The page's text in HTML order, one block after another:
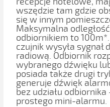
wszędzie tam gdzie
się w innym
Maksymalna
odbiornikiem to
czujnik wysyła sygnał
radiową. Odbiornik
wybranego dźwięku
posiada także drugi
generuje dźwięk
bez udziału
prostego mini-alarmu.